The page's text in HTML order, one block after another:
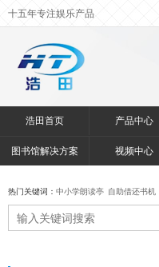
十五年专注娱乐产品
浩田首页 产品中心
图书馆解决方案 视频中心
热门关键词： 中小学朗读亭 自助借还书机